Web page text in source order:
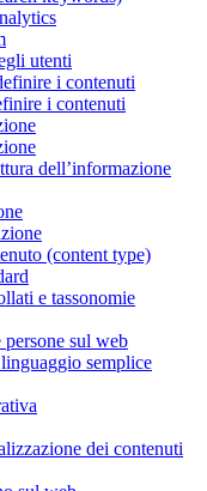
utenti
i contenuti
i contenuti
dell’informazione
(content type)
e tassonomie
sul web
semplice
dei contenuti